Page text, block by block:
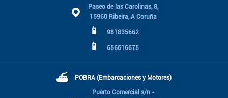
Paseo de las Carolinas, 8,
15960 Ribeira, A Coruña
📱 981835662
📱 656516675
⛴ POBRA (Embarcaciones y Motores)
Puerto Comercial s/n -